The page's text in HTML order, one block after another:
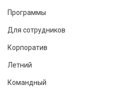
Программы
Для сотрудников
Корпоратив
Летний
Командный